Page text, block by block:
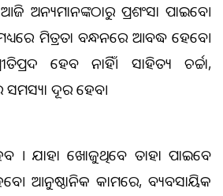
ଅନ୍ୟମାନଙ୍କଠାରୁ ପ୍ରଶଂସା ପାଇବେ।
ମିତ୍ରତା ବନ୍ଧନରେ ଆବଦ୍ଧ ହେବେ।
ହେବ ନାହିଁ। ସାହିତ୍ୟ ଚର୍ଚ୍ଚା,
ସମସ୍ୟା ଦୂର ହେବ।
ଯାହା ଖୋଜୁଥିବେ ତାହା ପାଇବେ
ଆନୁଷ୍ଠାନିକ କାମରେ, ବ୍ୟବସାୟିକ